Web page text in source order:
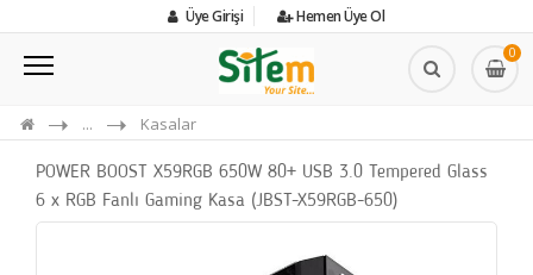
Üye Girişi Hemen Üye Ol
0
... Kasalar
POWER BOOST X59RGB 650W 80+ USB 3.0 Tempered Glass
6 x RGB Fanlı Gaming Kasa (JBST-X59RGB-650)